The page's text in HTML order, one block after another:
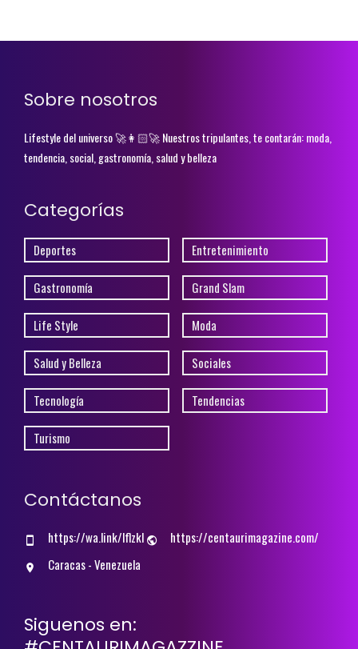
Sobre nosotros
Lifestyle del universo 🚀👩🏻‍🚀 Nuestros tripulantes, te contarán: moda,
tendencia, social, gastronomía, salud y belleza
Categorías
Deportes Entretenimiento
Gastronomía Grand Slam
Life Style Moda
Salud y Belleza Sociales
Tecnología Tendencias
Turismo
Contáctanos
https://wa.link/lflzkl
https://centaurimagazine.com/
Caracas - Venezuela
Siguenos en: